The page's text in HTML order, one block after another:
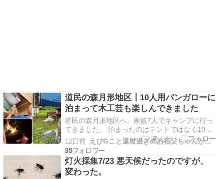
道民の森月形地区┃10人用バンガローに
泊まって木工芸も楽しんできました
道民の森月形地区へ、家族7人でキャンプに行っ
てきました。 泊まったのはテントではなく10人
用のバンガロー。最近は荷物や設営の手間を考え
ると、すっかりバンガローやコテージ泊がお気に
入りです。 基本情報 道民の森には神居尻地区に
コテージもあります。ただ定員が6名なので、総
勢7名の我…
12日前
えびGこと還暦過ぎのお祖父ちゃんがグルメにアウトドア等を紹介
35
灯火採集7/23 悪天候だったのですが、
変わった。